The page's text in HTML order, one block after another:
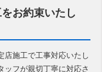
お約束いたし
店施工で工事対応いたし
ッフが親切丁寧に対応さ